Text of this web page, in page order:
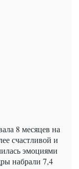
8 месяцев на
счастливой и
эмоциями
набрали 7,4